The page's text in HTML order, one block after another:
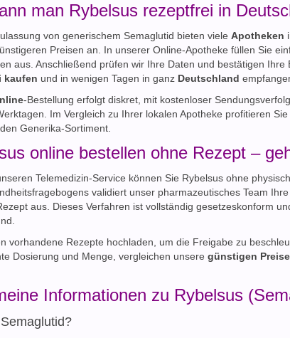
man Rybelsus rezeptfrei in
von generischem Semaglutid bieten viele Apotheken
Preisen an. In unserer Online-Apotheke füllen Sie
aus. Anschließend prüfen wir Ihre Daten und bestätigen Ihre
kaufen und in wenigen Tagen in ganz Deutschland
-Bestellung erfolgt diskret, mit kostenloser
Im Vergleich zu Ihrer lokalen Apotheke profitieren
Generika-Sortiment.
online bestellen ohne Rezept –
Telemedizin-Service können Sie Rybelsus ohne
validiert unser pharmazeutisches Team
aus. Dieses Verfahren ist vollständig gesetzeskonform
vorhandene Rezepte hochladen, um die Freigabe zu
Dosierung und Menge, vergleichen unsere günstigen Preise
Informationen zu Rybelsus